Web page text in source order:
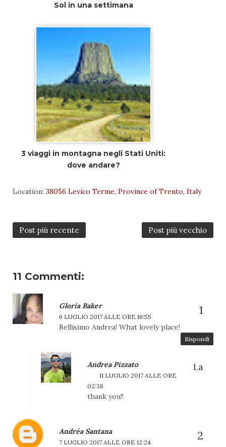
Sol in una settimana
3 viaggi in montagna negli Stati Uniti:
dove andare?
Location: 38056 Levico Terme, Province of Trento, Italy
Post più recente Post più vecchio
11 Commenti:
Gloria Baker
6 LUGLIO 2017 ALLE ORE 16:55
Bellisimo Andrea! What lovely place!
Rispondi
Andrea Pizzato
11 LUGLIO 2017 ALLE ORE
02:38
thank you!!
Andréa Santana
7 LUGLIO 2017 ALLE ORE 12:24